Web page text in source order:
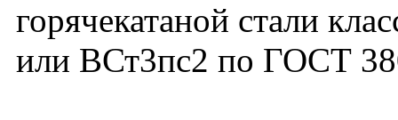
горячекатаной стали
или ВСт3пс2 по ГОСТ